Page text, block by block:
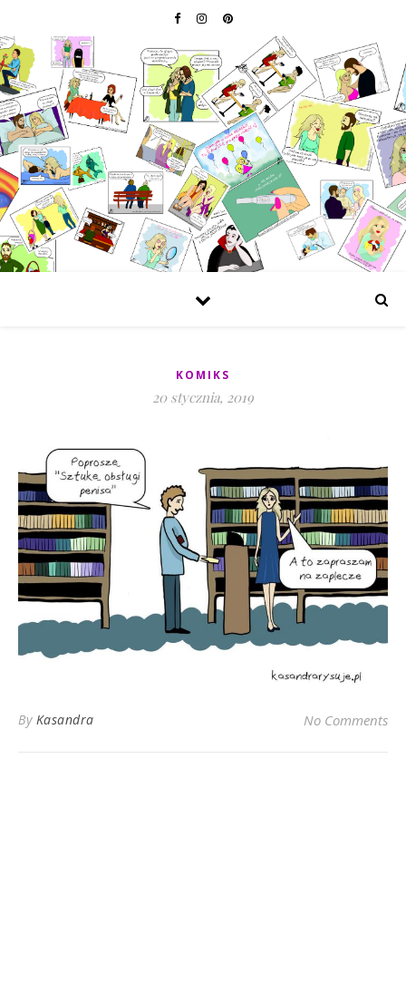
KOMIKS
20 stycznia, 2019
By Kasandra No Comments